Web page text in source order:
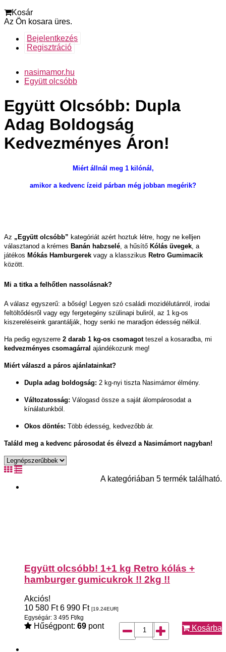
Kosár
Az Ön kosara üres.
Bejelentkezés
Regisztráció
nasimamor.hu
Együtt olcsóbb
Együtt Olcsóbb: Dupla
Adag Boldogság
Kedvezményes Áron!
Miért állnál meg 1 kilónál,
amikor a kedvenc ízeid párban még jobban megérik?
Az „Együtt olcsóbb” kategóriát azért hoztuk létre, hogy ne kelljen
választanod a krémes Banán habzselé, a hűsítő Kólás üvegek, a
játékos Mókás Hamburgerek vagy a klasszikus Retro Gumimacik
között.
Mi a titka a felhőtlen nassolásnak?
A válasz egyszerű: a bőség! Legyen szó családi mozidélutánról, irodai
feltöltődésről vagy egy fergetegény szülinapi buliról, az 1 kg-os
kiszereléseink garantálják, hogy senki ne maradjon édesség nélkül.
Ha pedig egyszerre 2 darab 1 kg-os csomagotteszel a kosaradba, mi
kedvezményes csomagárral ajándékozunk meg!
Miért válaszd a páros ajánlatainkat?
Dupla adag boldogság: 2 kg-nyi tiszta Nasimámor élmény.
Változatosság: Válogasd össze a saját álompárosodat a
kínálatunkból.
Okos döntés: Több édesség, kedvezőbb ár.
Találd meg a kedvenc párosodat és élvezd a Nasimámort nagyban!
A kategóriában 5 termék található.
Együtt olcsóbb! 1+1 kg Retro kólás +
hamburger gumicukrok !! 2kg !!
Akciós!
10 580 Ft 6 990 Ft [19.24EUR]
Egységár: 3 495 Ft/kg
Hűségpont: 69 pont Kosárba